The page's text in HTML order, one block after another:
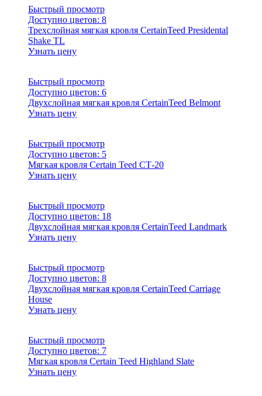
Быстрый просмотр
Доступно цветов: 8
Трехслойная мягкая кровля CertainTeed Presidental
Shake TL
Узнать цену
Быстрый просмотр
Доступно цветов: 6
Двухслойная мягкая кровля CertainTeed Belmont
Узнать цену
Быстрый просмотр
Доступно цветов: 5
Мягкая кровля Certain Teed СТ-20
Узнать цену
Быстрый просмотр
Доступно цветов: 18
Двухслойная мягкая кровля CertainTeed Landmark
Узнать цену
Быстрый просмотр
Доступно цветов: 8
Двухслойная мягкая кровля CertainTeed Carriage
House
Узнать цену
Быстрый просмотр
Доступно цветов: 7
Мягкая кровля Certain Teed Highland Slate
Узнать цену